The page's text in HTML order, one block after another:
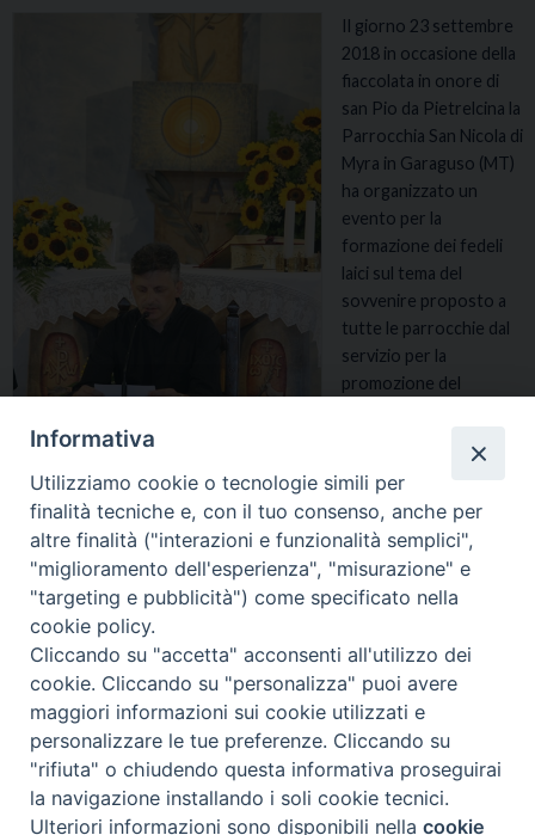
Il giorno 23 settembre
2018 in occasione della
fiaccolata in onore di
san Pio da Pietrelcina la
Parrocchia San Nicola di
Myra in Garaguso (MT)
ha organizzato un
evento per la
formazione dei fedeli
laici sul tema del
sovvenire proposto a
tutte le parrocchie dal
servizio per la
promozione del
della C.E.I. È stato
pensato ed organizzato
in questa occasione …Continua a leggereI
n
o
t
r
o
d
i
f
o
»
« Pagina precedente Pagina successiva »
Copyright © 2017 Diocesi di Tricarico
Piazza Raffaello
Delle Nocche, 2 - 75019 TRICARICO (MT)
Informativa
Utilizziamo cookie o tecnologie simili per
finalità tecniche e, con il tuo consenso, anche per
altre finalità ("interazioni e funzionalità semplici",
"miglioramento dell'esperienza", "misurazione" e
"targeting e pubblicità") come specificato nella
cookie policy.
Cliccando su "accetta" acconsenti all'utilizzo dei
cookie. Cliccando su "personalizza" puoi avere
maggiori informazioni sui cookie utilizzati e
personalizzare le tue preferenze. Cliccando su
"rifiuta" o chiudendo questa informativa proseguirai
la navigazione installando i soli cookie tecnici.
Ulteriori informazioni sono disponibili nellacookie